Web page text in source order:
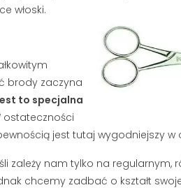
włoski.
brody zaczyna
to specjalna
ostateczności
jest tutaj wygodniejszy w
zależy nam tylko na regularnym,
chcemy zadbać o kształt